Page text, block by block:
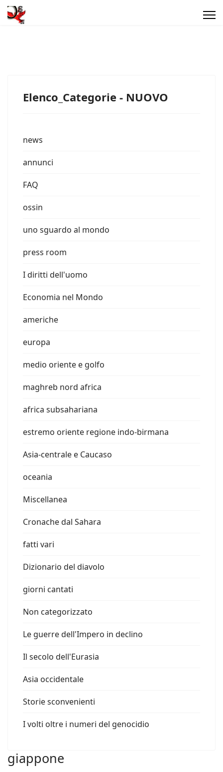
Elenco_Categorie - NUOVO
news
annunci
FAQ
ossin
uno sguardo al mondo
press room
I diritti dell'uomo
Economia nel Mondo
americhe
europa
medio oriente e golfo
maghreb nord africa
africa subsahariana
estremo oriente regione indo-birmana
Asia-centrale e Caucaso
oceania
Miscellanea
Cronache dal Sahara
fatti vari
Dizionario del diavolo
giorni cantati
Non categorizzato
Le guerre dell'Impero in declino
Il secolo dell'Eurasia
Asia occidentale
Storie sconvenienti
I volti oltre i numeri del genocidio
giappone